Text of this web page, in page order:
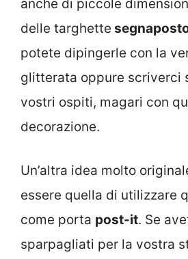
anche di piccole
delle targhette
potete dipingerle con la
glitterata oppure scriverci
vostri ospiti, magari con
decorazione.
Un’altra idea molto
essere quella di utilizzare
come porta post-it. Se
sparpagliati per la vostra